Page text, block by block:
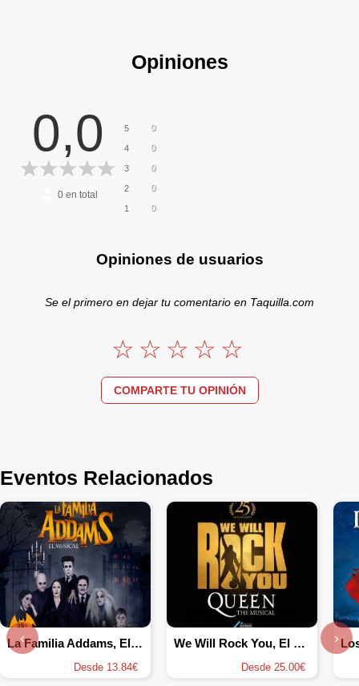
Opiniones
0,0
0en total
5 0
4 0
3 0
2 0
1 0
Opiniones de usuarios
Se el primero en dejar tu comentario en Taquilla.com
COMPARTE TU OPINIÓN
Eventos Relacionados
La Familia Addams, El Musical
Desde 13.84€
We Will Rock You, El musical
Desde 25.00€
‹ ›